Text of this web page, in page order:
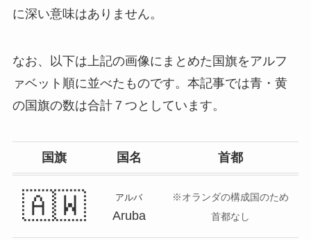
に深い意味はありません。
なお、以下は上記の画像にまとめた国旗をアルフ
ァベット順に並べたものです。本記事では青・黄
の国旗の数は合計７つとしています。
国旗 国名 首都
🇦🇼 アルバ
Aruba
※オランダの構成国のため
首都なし